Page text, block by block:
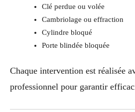
Clé perdue ou volée
Cambriolage ou effraction
Cylindre bloqué
Porte blindée bloquée
Chaque intervention est réalisée
professionnel pour garantir